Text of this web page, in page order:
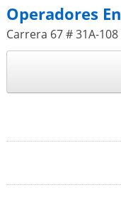
Operadores
Carrera 67 # 31A-108